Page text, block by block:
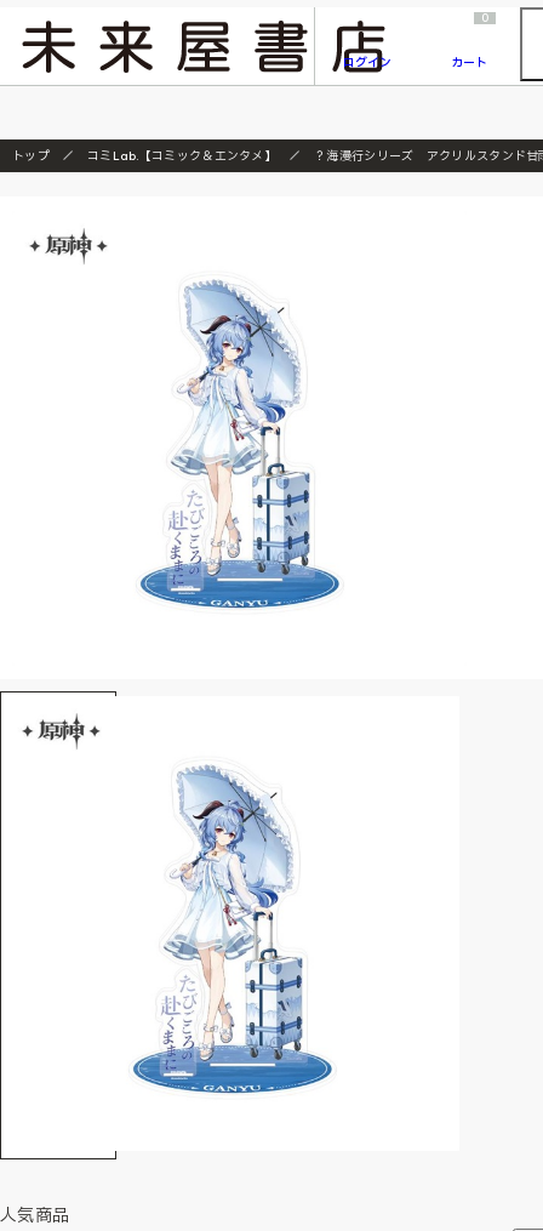
『ONE PIECE magazine 021 ONE PIECEカード付き同梱版』発売延期のご案内
ログイン
0
カート
トップ コミLab.【コミック＆エンタメ】 ？海漫行シリーズ アクリルスタンド甘
人気商品